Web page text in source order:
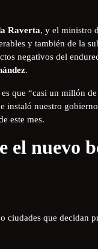
Raverta, y el ministro
y también de la
negativos del
.
que “casi un millón
instaló nuestro
este mes.
el nuevo
ciudades que decidan